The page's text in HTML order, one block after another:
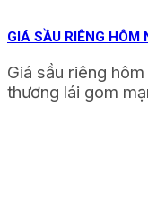
GIÁ SẦU RIÊNG
Giá sầu riêng
thương lái gom